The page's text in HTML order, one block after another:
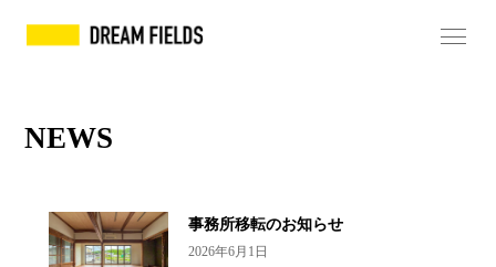
NEWS
事務所移転のお知らせ
2026年6月1日